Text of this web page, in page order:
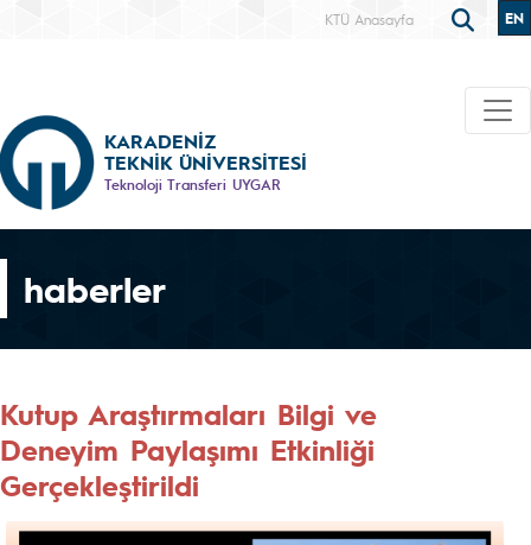
KTÜ Anasayfa EN
KARADENİZ
TEKNİK ÜNİVERSİTESİ
Teknoloji Transferi UYGAR
haberler
Kutup Araştırmaları Bilgi ve
Deneyim Paylaşımı Etkinliği
Gerçekleştirildi